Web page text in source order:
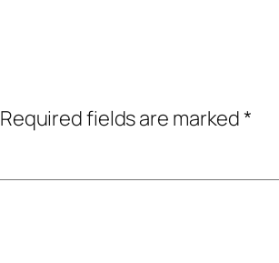
Required fields are marked*